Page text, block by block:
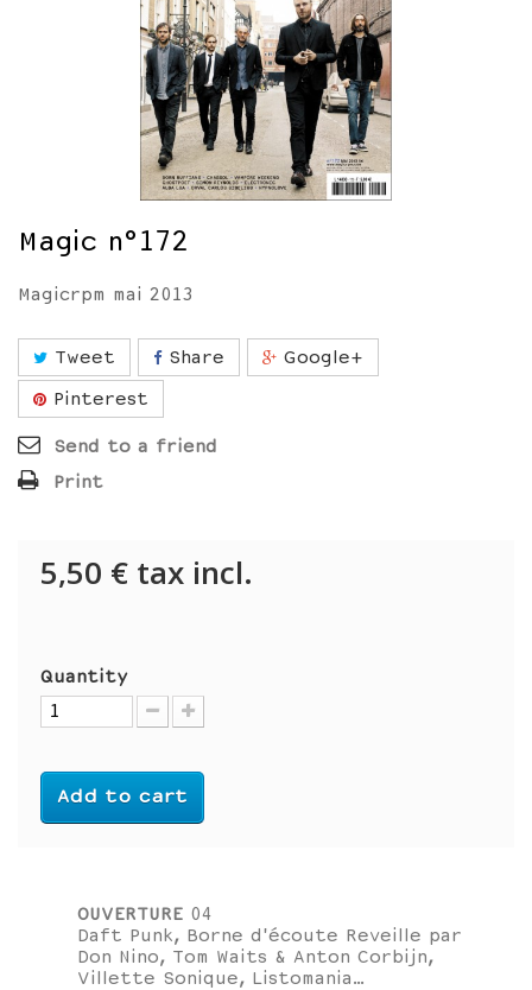
Magic n°172
Magicrpm mai 2013
Tweet Share
Google+
Pinterest
Send to a friend
Print
5,50 € tax incl.
Quantity
Add to cart
OUVERTURE 04
Daft Punk, Borne d'écoute Reveille par
Don Nino, Tom Waits & Anton Corbijn,
Villette Sonique, Listomania…